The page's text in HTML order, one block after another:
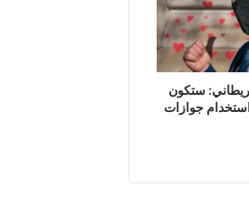
ستكون
جوازات